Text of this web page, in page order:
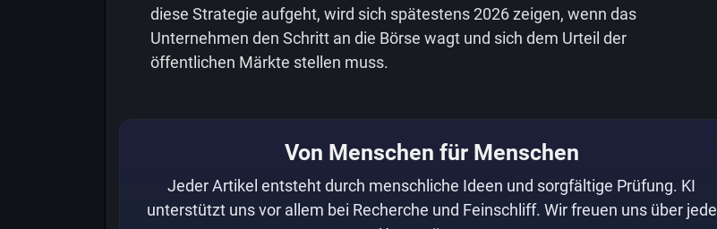
diese Strategie aufgeht, wird sich spätestens 2026 zeigen, wenn das
Unternehmen den Schritt an die Börse wagt und sich dem Urteil der
öffentlichen Märkte stellen muss.
Von Menschen für Menschen
Jeder Artikel entsteht durch menschliche Ideen und sorgfältige Prüfung. KI
unterstützt uns vor allem bei Recherche und Feinschliff. Wir freuen uns über jede